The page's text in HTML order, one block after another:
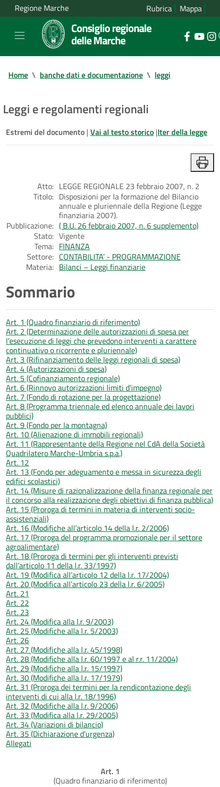
Regione Marche Rubrica Mappa
Consiglio regionale
delle Marche
Home \ banche dati e documentazione \ leggi
Leggi e regolamenti regionali
Estremi del documento | Vai al testo storico |Iter della legge
Atto: LEGGE REGIONALE 23 febbraio 2007, n. 2
Titolo: Disposizioni per la formazione del Bilancio
annuale e pluriennale della Regione (Legge
finanziaria 2007).
Pubblicazione: ( B.U. 26 febbraio 2007, n. 6 supplemento)
Stato: Vigente
Tema: FINANZA
Settore: CONTABILITA’ - PROGRAMMAZIONE
Materia: Bilanci – Leggi finanziarie
Sommario
Art. 1 (Quadro finanziario di riferimento)
Art. 2 (Determinazione delle autorizzazioni di spesa per
l’esecuzione di leggi che prevedono interventi a carattere
continuativo o ricorrente e pluriennale)
Art. 3 (Rifinanziamento delle leggi regionali di spesa)
Art. 4 (Autorizzazioni di spesa)
Art. 5 (Cofinanziamento regionale)
Art. 6 (Rinnovo autorizzazioni limiti d’impegno)
Art. 7 (Fondo di rotazione per la progettazione)
Art. 8 (Programma triennale ed elenco annuale dei lavori
pubblici)
Art. 9 (Fondo per la montagna)
Art. 10 (Alienazione di immobili regionali)
Art. 11 (Rappresentante della Regione nel CdA della Società
Quadrilatero Marche-Umbria s.p.a.)
Art. 12
Art. 13 (Fondo per adeguamento e messa in sicurezza degli
edifici scolastici)
Art. 14 (Misure di razionalizzazione della finanza regionale per
il concorso alla realizzazione degli obiettivi di finanza pubblica)
Art. 15 (Proroga di termini in materia di interventi socio-
assistenziali)
Art. 16 (Modifiche all’articolo 14 della l.r. 2/2006)
Art. 17 (Proroga del programma promozionale per il settore
agroalimentare)
Art. 18 (Proroga di termini per gli interventi previsti
dall’articolo 11 della l.r. 33/1997)
Art. 19 (Modifica all’articolo 12 della l.r. 17/2004)
Art. 20 (Modifica all’articolo 23 della l.r. 6/2005)
Art. 21
Art. 22
Art. 23
Art. 24 (Modifica alla l.r. 9/2003)
Art. 25 (Modifiche alla l.r. 5/2003)
Art. 26
Art. 27 (Modifiche alla l.r. 45/1998)
Art. 28 (Modifiche alla l.r. 60/1997 e al r.r. 11/2004)
Art. 29 (Modifiche alla l.r. 15/1997)
Art. 30 (Modifiche alla l.r. 17/1979)
Art. 31 (Proroga dei termini per la rendicontazione degli
interventi di cui alla l.r. 18/1996)
Art. 32 (Modifiche alla l.r. 9/2006)
Art. 33 (Modifica alla l.r. 29/2005)
Art. 34 (Variazioni di bilancio)
Art. 35 (Dichiarazione d’urgenza)
Allegati
Art. 1
(Quadro finanziario di riferimento)